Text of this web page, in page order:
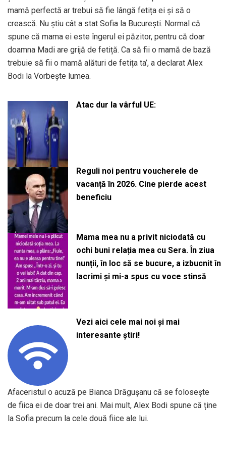
mamă perfectă ar trebui să fie lângă fetița ei și să o
crească. Nu știu cât a stat Sofia la București. Normal că
spune că mama ei este îngerul ei păzitor, pentru că doar
doamna Madi are grijă de fetiță. Ca să fii o mamă de bază
trebuie să fii o mamă alături de fetița ta’, a declarat Alex
Bodi la Vorbește lumea.
Atac dur la vârful UE:
Reguli noi pentru voucherele de
vacanță în 2026. Cine pierde acest
beneficiu
Mama mea nu a privit niciodată cu
ochi buni relația mea cu Sera. În ziua
nunții, în loc să se bucure, a izbucnit în
lacrimi și mi-a spus cu voce stinsă
Vezi aici cele mai noi și mai
interesante știri!
Afaceristul o acuză pe Bianca Drăgușanu că se folosește
de fiica ei de doar trei ani. Mai mult, Alex Bodi spune că ține
la Sofia precum la cele două fiice ale lui.